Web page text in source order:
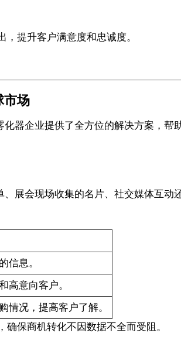
提升客户满意度和忠诚度。
市场
器企业提供了全方位的解决方案，帮
展会现场收集的名片、社交媒体互动
信息。
高意向客户。
情况，提高客户了解。
保商机转化不因数据不全而受阻。